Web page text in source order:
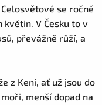
se ročně
V Česku to v
převážně růží, a
z Keni, ať už jsou do
menší dopad na